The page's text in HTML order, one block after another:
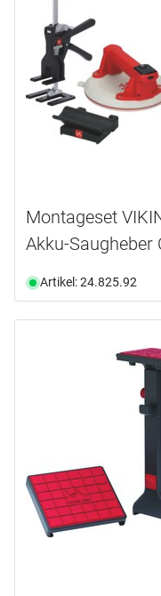
Montageset
Akku-Saugheber
Artikel: 24.825.92